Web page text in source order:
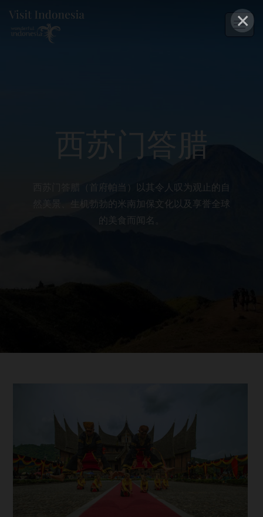
×
西苏门答腊
西苏门答腊（首府帕当）以其令人叹为观止的自
然美景、生机勃勃的米南加保文化以及享誉全球
的美食而闻名。